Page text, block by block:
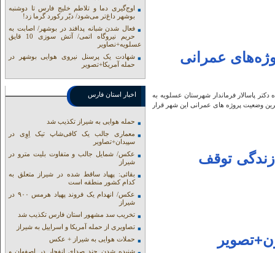
عمرانی
روابط عمومی فرمانداری عسلویه؛ عصر امروز جمعه ۲ آبان ماه دکتر پاسالار فرماندار شهرستان عسلویه به
وضعیت پروژه های عمرانی این شهر قرار
توقف
اوج‌گیری دما و تلاطم خلیج فارس تا دوشنبه
بوشهر داغ‌تر می‌شود/ دیّر رکورد گرما زد!
فعال شدن شبانه پدافند در بوشهر/ اصابت به
حریم نیروگاه اتمی/ آتش سوزی 10 قایق
عسلویه+نصاویر
شهادت یک پرسنل نیروی هوایی بوشهر در
حمله آمریکا+تصویر
اخبار استان فارس
حمله هوایی به شیراز تکذیب شد
معماری جالب یک کافی‌شاپ تیک اِوِی در
سپیدان+تصاویر
عکس/ شمایل جالب و متفاوت بلیت مترو در
شیراز
بقائی: پهپاد ساقط شده در شیراز متعلق به
کدام کشور منطقه است
عکس/ انهدام یک فروند پهپاد هرمس ۹۰۰ در
شیراز
تخریب سد مشهور استان فارس تکذیب شد
تصاویری از حمله آمریکا و اسراییل به شیراز
حملات هوایی به شیراز + عکس
شنیده شدن چند صدای انفجار در اصفهان و